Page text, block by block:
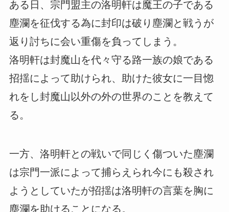
ある日、宗門盟主の洛明軒は魔王の子である
塵瀾を征伐する為に封印は破り塵瀾と戦うが
返り討ちに会い重傷を負ってしまう。
洛明軒は封魔山を代々守る路一族の娘である
招揺によって助けられ、助けた彼女に一目惚
れをし封魔山以外の外の世界のことを教えて
る。
一方、洛明軒との戦いで同じく傷ついた塵瀾
は宗門一派によって捕らえられ今にも殺され
ようとしていたが招揺は洛明軒の言葉を胸に
塵瀾を助けることになる。